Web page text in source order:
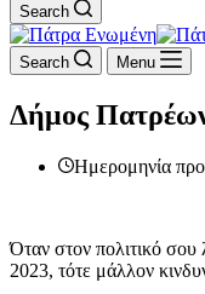
Search
Search Menu
Δήμος
Ημερομηνία
Όταν στον πολιτικό σου
2023, τότε μάλλον